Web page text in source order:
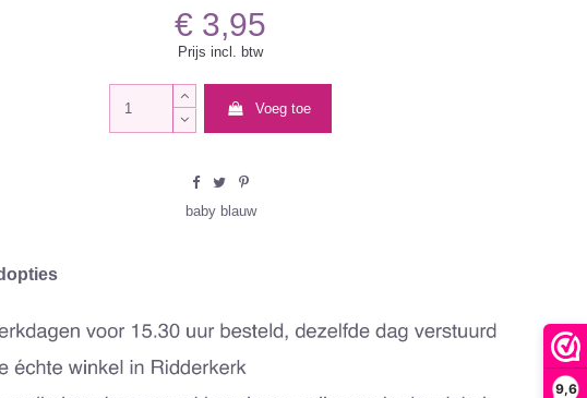
9,6
€ 3,95
Prijs incl. btw
Voeg toe
baby blauw